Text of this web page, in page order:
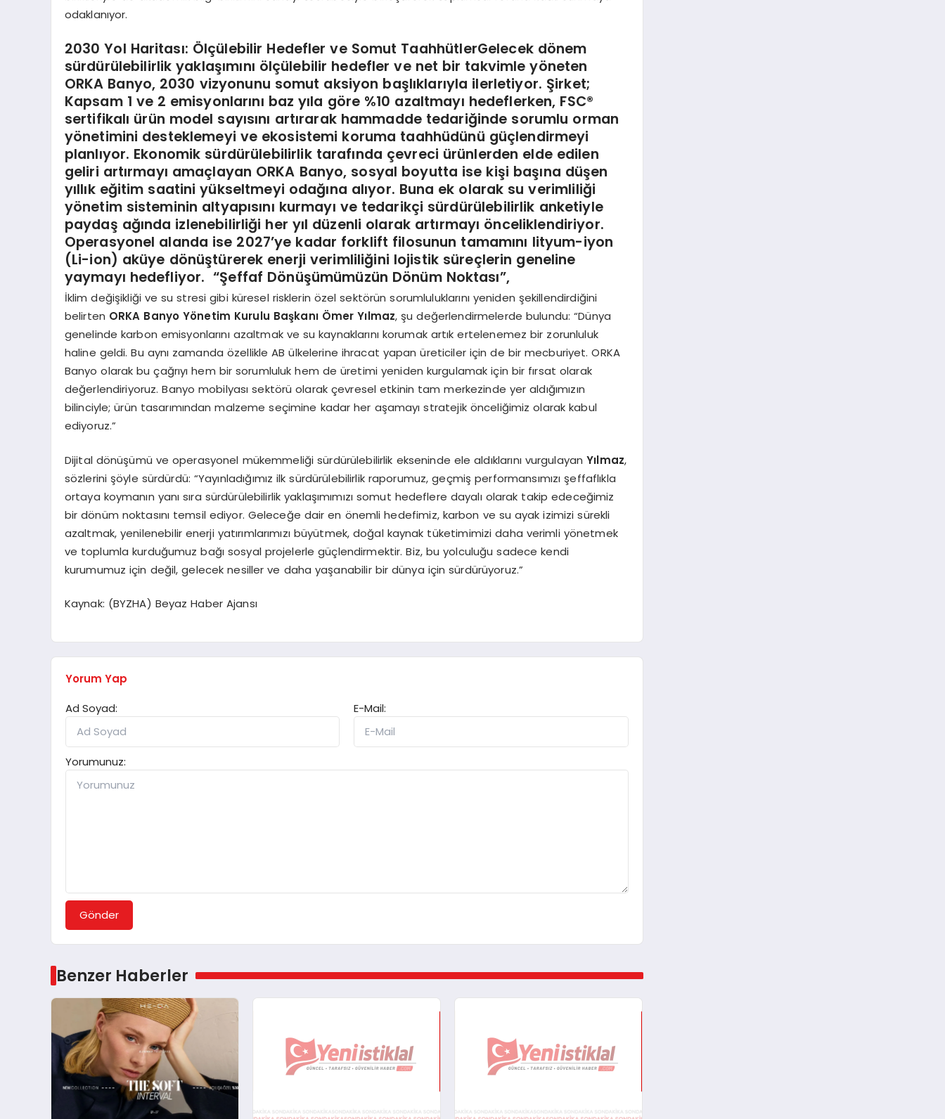
odaklanıyor.
2030 Yol Haritası: Ölçülebilir Hedefler ve Somut TaahhütlerGelecek dönem
sürdürülebilirlik yaklaşımını ölçülebilir hedefler ve net bir takvimle yöneten
ORKA Banyo, 2030 vizyonunu somut aksiyon başlıklarıyla ilerletiyor. Şirket;
Kapsam 1 ve 2 emisyonlarını baz yıla göre %10 azaltmayı hedeflerken, FSC®
sertifikalı ürün model sayısını artırarak hammadde tedariğinde sorumlu orman
yönetimini desteklemeyi ve ekosistemi koruma taahhüdünü güçlendirmeyi
planlıyor. Ekonomik sürdürülebilirlik tarafında çevreci ürünlerden elde edilen
geliri artırmayı amaçlayan ORKA Banyo, sosyal boyutta ise kişi başına düşen
yıllık eğitim saatini yükseltmeyi odağına alıyor. Buna ek olarak su verimliliği
yönetim sisteminin altyapısını kurmayı ve tedarikçi sürdürülebilirlik anketiyle
paydaş ağında izlenebilirliği her yıl düzenli olarak artırmayı önceliklendiriyor.
Operasyonel alanda ise 2027’ye kadar forklift filosunun tamamını lityum-iyon
(Li-ion) aküye dönüştürerek enerji verimliliğini lojistik süreçlerin geneline
yaymayı hedefliyor. “Şeffaf Dönüşümümüzün Dönüm Noktası”,
İklim değişikliği ve su stresi gibi küresel risklerin özel sektörün sorumluluklarını yeniden şekillendirdiğini
belirten ORKA Banyo Yönetim Kurulu Başkanı Ömer Yılmaz, şu değerlendirmelerde bulundu: “Dünya
genelinde karbon emisyonlarını azaltmak ve su kaynaklarını korumak artık ertelenemez bir zorunluluk
haline geldi. Bu aynı zamanda özellikle AB ülkelerine ihracat yapan üreticiler için de bir mecburiyet. ORKA
Banyo olarak bu çağrıyı hem bir sorumluluk hem de üretimi yeniden kurgulamak için bir fırsat olarak
değerlendiriyoruz. Banyo mobilyası sektörü olarak çevresel etkinin tam merkezinde yer aldığımızın
bilinciyle; ürün tasarımından malzeme seçimine kadar her aşamayı stratejik önceliğimiz olarak kabul
ediyoruz.”
Dijital dönüşümü ve operasyonel mükemmeliği sürdürülebilirlik ekseninde ele aldıklarını vurgulayanYılmaz,
sözlerini şöyle sürdürdü: “Yayınladığımız ilk sürdürülebilirlik raporumuz, geçmiş performansımızı şeffaflıkla
ortaya koymanın yanı sıra sürdürülebilirlik yaklaşımımızı somut hedeflere dayalı olarak takip edeceğimiz
bir dönüm noktasını temsil ediyor. Geleceğe dair en önemli hedefimiz, karbon ve su ayak izimizi sürekli
azaltmak, yenilenebilir enerji yatırımlarımızı büyütmek, doğal kaynak tüketimimizi daha verimli yönetmek
ve toplumla kurduğumuz bağı sosyal projelerle güçlendirmektir. Biz, bu yolculuğu sadece kendi
kurumumuz için değil, gelecek nesiller ve daha yaşanabilir bir dünya için sürdürüyoruz.”
Kaynak: (BYZHA) Beyaz Haber Ajansı
Yorum Yap
Ad Soyad:
E-Mail:
Yorumunuz:
Gönder
Benzer Haberler